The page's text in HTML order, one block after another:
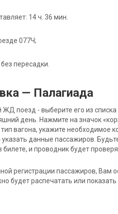
14 ч. 36 мин.
077Ч;
пересадки.
— Палагиада
поезд - выберите его из
день. Нажмите на значок
вагона, укажите необходимое
данные пассажиров.
и проводник будет
регистрации пассажиров, Вам
будет распечатать или показать